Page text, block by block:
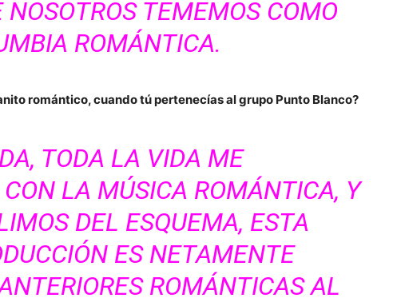
NOSOTROS TEMEMOS COMO
ROMÁNTICA.
romántico, cuando tú pertenecías al grupo Punto Blanco?
TODA LA VIDA ME
LA MÚSICA ROMÁNTICA, Y
DEL ESQUEMA, ESTA
ES NETAMENTE
ROMÁNTICAS AL